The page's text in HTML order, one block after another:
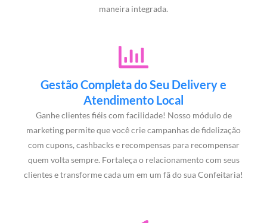
maneira integrada.
Gestão Completa do Seu Delivery e
Atendimento Local
Ganhe clientes fiéis com facilidade! Nosso módulo de
marketing permite que você crie campanhas de fidelização
com cupons, cashbacks e recompensas para recompensar
quem volta sempre. Fortaleça o relacionamento com seus
clientes e transforme cada um em um fã do sua Confeitaria!